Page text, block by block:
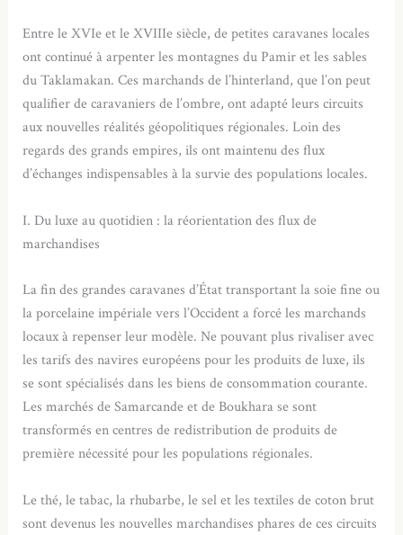
Entre le XVIe et le XVIIIe siècle, de petites caravanes locales
ont continué à arpenter les montagnes du Pamir et les sables
du Taklamakan. Ces marchands de l’hinterland, que l’on peut
qualifier de caravaniers de l’ombre, ont adapté leurs circuits
aux nouvelles réalités géopolitiques régionales. Loin des
regards des grands empires, ils ont maintenu des flux
d’échanges indispensables à la survie des populations locales.
I. Du luxe au quotidien : la réorientation des flux de
marchandises
La fin des grandes caravanes d’État transportant la soie fine ou
la porcelaine impériale vers l’Occident a forcé les marchands
locaux à repenser leur modèle. Ne pouvant plus rivaliser avec
les tarifs des navires européens pour les produits de luxe, ils
se sont spécialisés dans les biens de consommation courante.
Les marchés de Samarcande et de Boukhara se sont
transformés en centres de redistribution de produits de
première nécessité pour les populations régionales.
Le thé, le tabac, la rhubarbe, le sel et les textiles de coton brut
sont devenus les nouvelles marchandises phares de ces circuits